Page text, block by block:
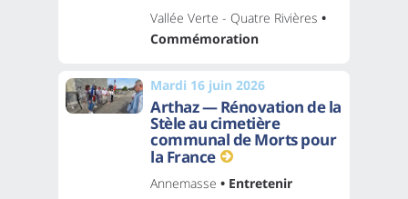
Vallée Verte - Quatre Rivières •
Commémoration
Mardi 16 juin 2026
Arthaz — Rénovation de la
Stèle au cimetière
communal de Morts pour
la France
Annemasse • Entretenir